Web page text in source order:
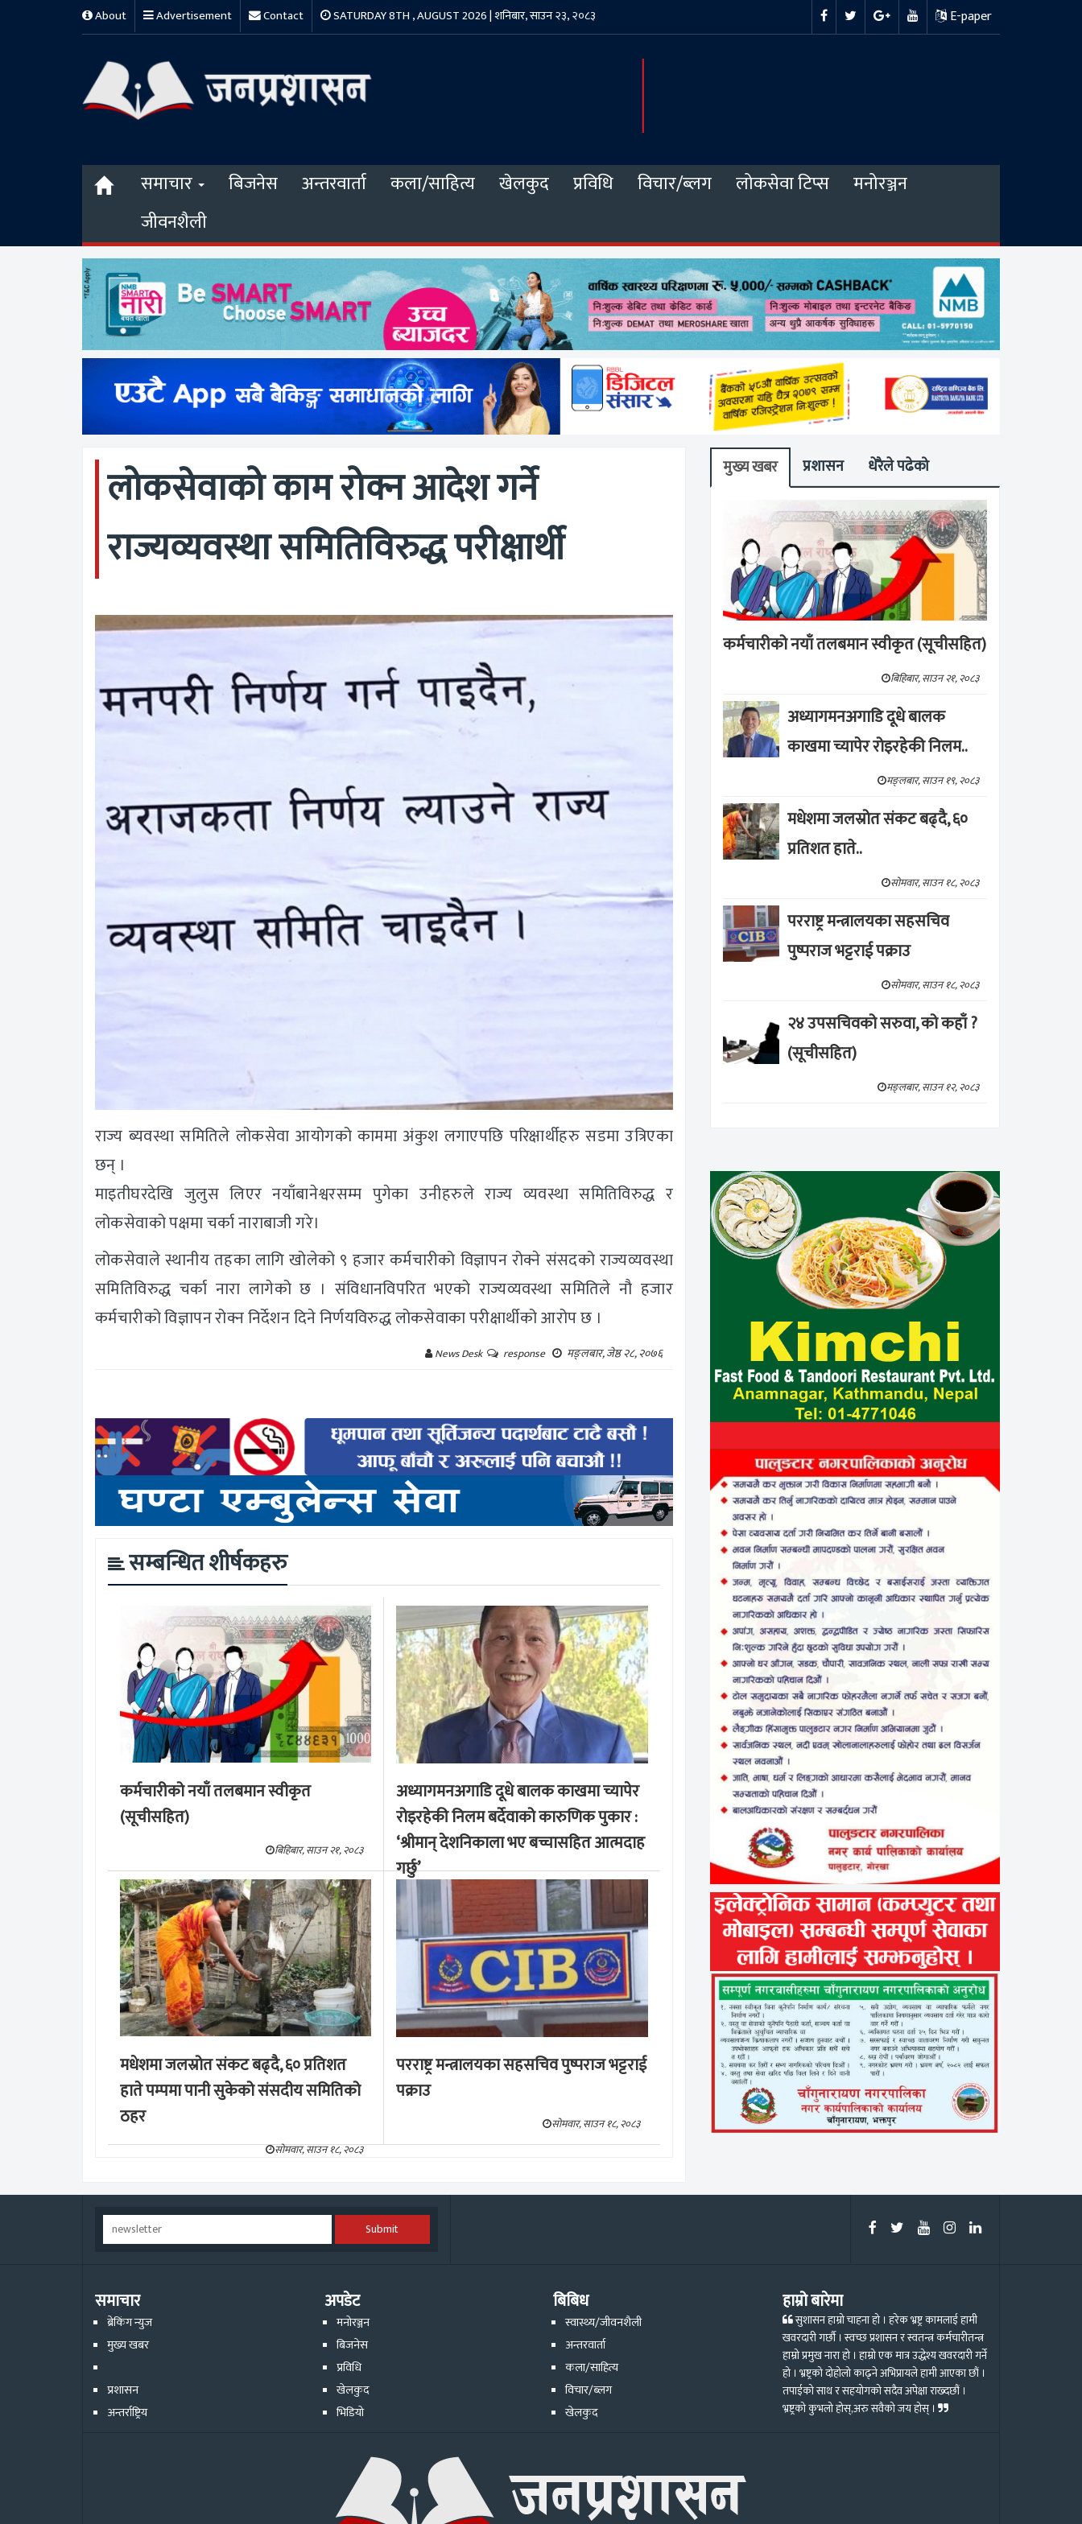
About Advertisement Contact SATURDAY 8TH , AUGUST 2026 | शनिबार, साउन २३, २०८३ E-paper
समाचार बिजनेस अन्तरवार्ता कला/साहित्य खेलकुद प्रविधि विचार/ब्लग लोकसेवा टिप्स
मनोरञ्जन
जीवनशैली
लोकसेवाको काम रोक्न आदेश गर्ने
राज्यव्यवस्था समितिविरुद्ध परीक्षार्थी
राज्य ब्यवस्था समितिले लोकसेवा आयोगको काममा अंकुश लगाएपछि परिक्षार्थीहरु सडमा उत्रिएका
छन् ।
माइतीघरदेखि जुलुस लिएर नयाँबानेश्वरसम्म पुगेका उनीहरुले राज्य व्यवस्था समितिविरुद्ध र
लोकसेवाको पक्षमा चर्का नाराबाजी गरे।
लोकसेवाले स्थानीय तहका लागि खोलेको ९ हजार कर्मचारीको विज्ञापन रोक्ने संसदको राज्यव्यवस्था
समितिविरुद्ध चर्का नारा लागेको छ । संविधानविपरित भएको राज्यव्यवस्था समितिले नौ हजार
कर्मचारीको विज्ञापन रोक्न निर्देशन दिने निर्णयविरुद्ध लोकसेवाका परीक्षार्थीको आरोप छ ।
News Desk response मङ्लबार, जेष्ठ २८, २०७६
सम्बन्धित शीर्षकहरु
कर्मचारीको नयाँ तलबमान स्वीकृत
(सूचीसहित)
बिहिबार, साउन २१, २०८३
अध्यागमनअगाडि दूधे बालक काखमा च्यापेर
रोइरहेकी निलम बर्देवाको कारुणिक पुकार :
‘श्रीमान् देशनिकाला भए बच्चासहित आत्मदाह
गर्छु’
मङ्लबार, साउन १९, २०८३
मधेशमा जलस्रोत संकट बढ्दै, ६० प्रतिशत
हाते पम्पमा पानी सुकेको संसदीय समितिको
ठहर
सोमवार, साउन १८, २०८३
परराष्ट्र मन्त्रालयका सहसचिव पुष्पराज भट्टराई
पक्राउ
सोमवार, साउन १८, २०८३
मुख्य खबर प्रशासन धेरैले पढेको
कर्मचारीको नयाँ तलबमान स्वीकृत (सूचीसहित)
बिहिबार, साउन २१, २०८३
अध्यागमनअगाडि दूधे बालक
काखमा च्यापेर रोइरहेकी निलम..
मङ्लबार, साउन १९, २०८३
मधेशमा जलस्रोत संकट बढ्दै, ६०
प्रतिशत हाते..
सोमवार, साउन १८, २०८३
परराष्ट्र मन्त्रालयका सहसचिव
पुष्पराज भट्टराई पक्राउ
सोमवार, साउन १८, २०८३
२४ उपसचिवको सरुवा, को कहाँ ?
(सूचीसहित)
मङ्लबार, साउन १२, २०८३
Submit
समाचार
ब्रेकिंग न्युज
मुख्य खबर
प्रशासन
अन्तर्राष्ट्रिय
अपडेट
मनोरञ्जन
बिजनेस
प्रविधि
खेलकुद
भिडियो
बिबिध
स्वास्थ्य/जीवनशैली
अन्तरवार्ता
कला/साहित्य
विचार/ब्लग
खेलकुद
हाम्रो बारेमा
सुशासन हाम्रो चाहना हो । हरेक भ्रष्ट्र कामलाई हामी
खवरदारी गर्छौ । स्वच्छ प्रशासन र स्वतन्त्र कर्मचारीतन्त्र
हाम्रो प्रमुख नारा हो । हाम्रो एक मात्र उद्धेश्य खवरदारी गर्ने
हो । भ्रष्ट्रको दोहोलो काढ्ने अभिप्रायले हामी आएका छौं ।
तपाईको साथ र सहयोगको सदैव अपेक्षा राख्दछौं ।
भ्रष्ट्रको कुभलो होस्,अरु सवैको जय होस् ।